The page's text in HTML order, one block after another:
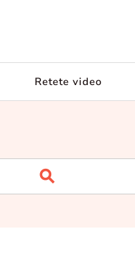
Retete video